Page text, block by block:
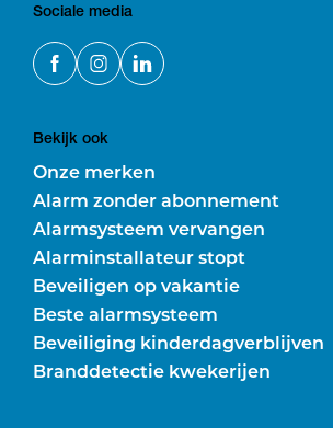
Sociale media
Bekijk ook
Onze merken
Alarm zonder abonnement
Alarmsysteem vervangen
Alarminstallateur stopt
Beveiligen op vakantie
Beste alarmsysteem
Beveiliging kinderdagverblijven
Branddetectie kwekerijen